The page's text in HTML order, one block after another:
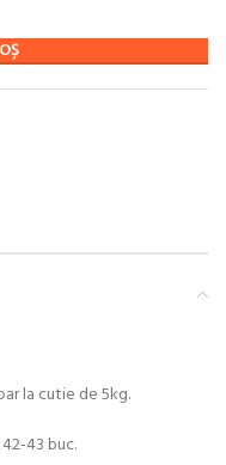
la cutie de 5kg.
43 buc.